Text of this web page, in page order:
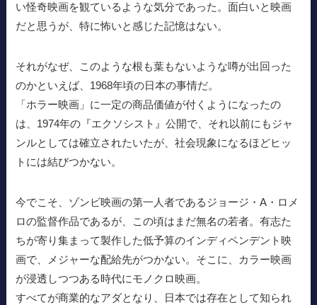
い怪奇映画を観ているような気分であった。面白いと映画
だと思うが、特に怖いと感じた記憶はない。
それがなぜ、このような根も葉もないような噂が出回った
のかといえば、1968年頃の日本の事情だ。
「ホラー映画」に一定の商品価値が付くようになったの
は、1974年の『エクソシスト』公開で、それ以前にもジャ
ンルとしては確立されたいたが、社会現象になるほどヒッ
トには結びつかない。
今でこそ、ゾンビ映画の第一人者であるジョージ・A・ロメ
ロの監督作品であるが、この頃はまだ無名の若者。有志た
ちが寄り集まって製作した低予算のインディペンデント映
画で、メジャーな配給先がつかない。そこに、カラー映画
が浸透しつつある時代にモノクロ映画。
すべてが商業的なアダとなり、日本では存在として知られ